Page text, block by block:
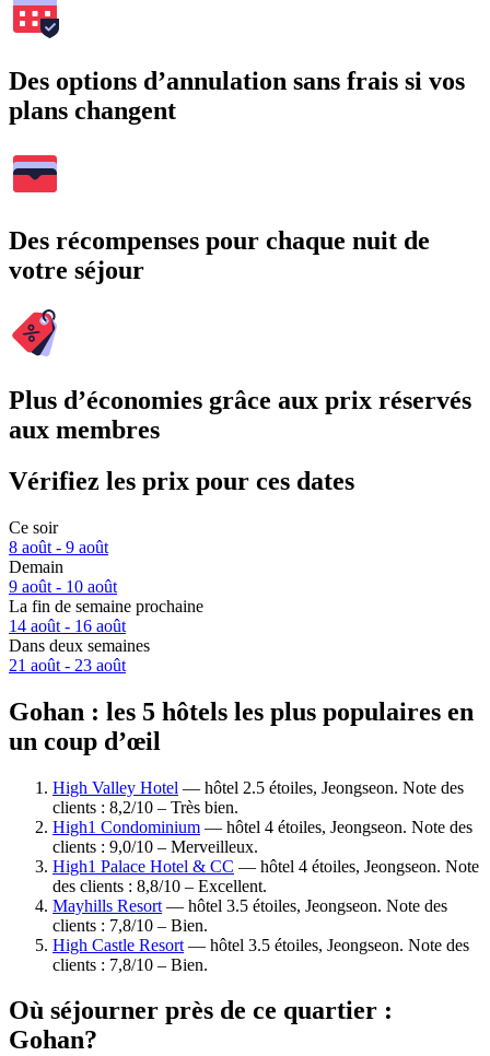
Des options d’annulation sans frais si vos
plans changent
Des récompenses pour chaque nuit de
votre séjour
Plus d’économies grâce aux prix réservés
aux membres
Vérifiez les prix pour ces dates
Ce soir
8 août - 9 août
Demain
9 août - 10 août
La fin de semaine prochaine
14 août - 16 août
Dans deux semaines
21 août - 23 août
Gohan : les 5 hôtels les plus populaires en
un coup d’œil
High Valley Hotel — hôtel 2.5 étoiles, Jeongseon. Note des
clients : 8,2/10 – Très bien.
High1 Condominium — hôtel 4 étoiles, Jeongseon. Note des
clients : 9,0/10 – Merveilleux.
High1 Palace Hotel & CC — hôtel 4 étoiles, Jeongseon. Note
des clients : 8,8/10 – Excellent.
Mayhills Resort — hôtel 3.5 étoiles, Jeongseon. Note des
clients : 7,8/10 – Bien.
High Castle Resort — hôtel 3.5 étoiles, Jeongseon. Note des
clients : 7,8/10 – Bien.
Où séjourner près de ce quartier :
Gohan?